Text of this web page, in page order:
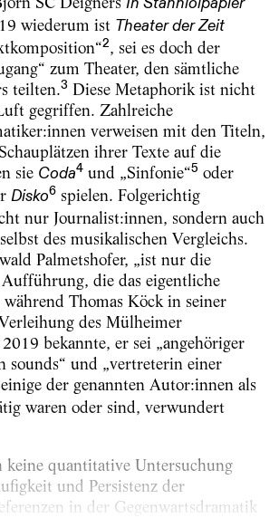
In Stanniolpapier
wiederum ist Theater der Zeit
2, sei es doch der
zum Theater, den sämtliche
teilten.3 Diese Metaphorik ist nicht
gegriffen. Zahlreiche
verweisen mit den Titeln,
ihrer Texte auf die
sie Coda4und „Sinfonie“5 oder
Disko6spielen. Folgerichtig
nur Journalist:innen, sondern auch
des musikalischen Vergleichs.
Palmetshofer, „ist nur die
die das eigentliche
während Thomas Köck in seiner
des Mülheimer
bekannte, er sei „angehöriger
sounds“ und „vertreterin einer
der genannten Autor:innen als
waren oder sind, verwundert
keine quantitative Untersuchung
und Persistenz der
in der Gegenwartsdramatik